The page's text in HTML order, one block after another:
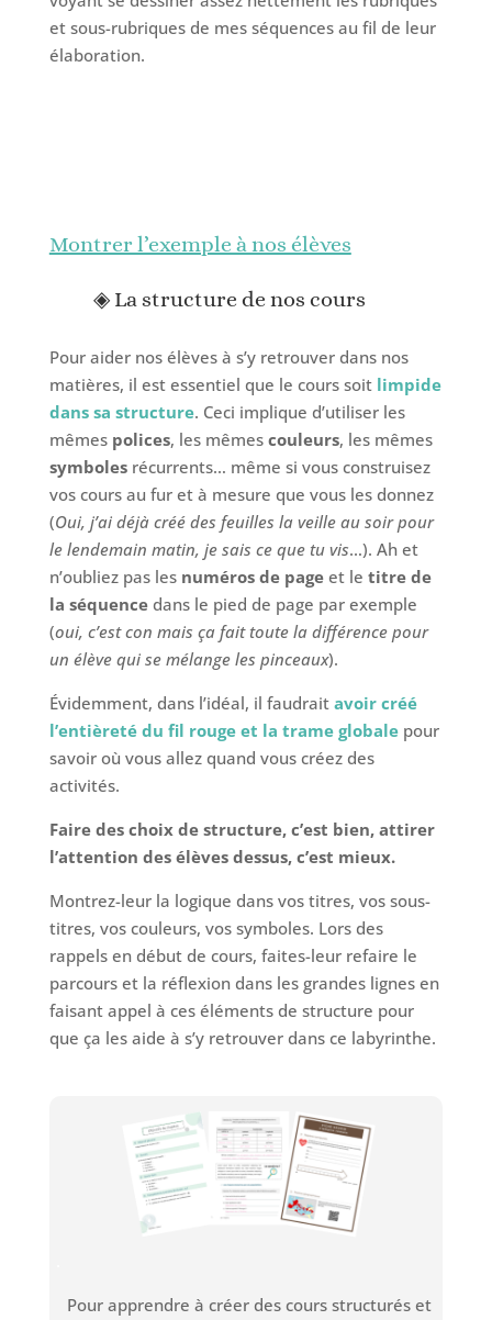
et sous-rubriques de mes séquences au fil de leur
élaboration.
Montrer l’exemple à nos élèves
◈ La structure de nos cours
Pour aider nos élèves à s’y retrouver dans nos
matières, il est essentiel que le cours soit limpide
dans sa structure. Ceci implique d’utiliser les
mêmes polices, les mêmes couleurs, les mêmes
symbolesrécurrents… même si vous construisez
vos cours au fur et à mesure que vous les donnez
(Oui, j’ai déjà créé des feuilles la veille au soir pour
le lendemain matin, je sais ce que tu vis…). Ah et
n’oubliez pas les numéros de pageet le titre de
la séquencedans le pied de page par exemple
(oui, c’est con mais ça fait toute la différence pour
un élève qui se mélange les pinceaux).
Évidemment, dans l’idéal, il faudrait avoir créé
l’entièreté du fil rouge et la trame globalepour
savoir où vous allez quand vous créez des
activités.
Faire des choix de structure, c’est bien, attirer
l’attention des élèves dessus, c’est mieux.
Montrez-leur la logique dans vos titres, vos sous-
titres, vos couleurs, vos symboles. Lors des
rappels en début de cours, faites-leur refaire le
parcours et la réflexion dans les grandes lignes en
faisant appel à ces éléments de structure pour
que ça les aide à s’y retrouver dans ce labyrinthe.
Pour apprendre à créer des cours structurés et